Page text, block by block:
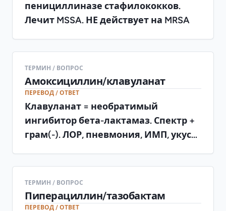
пенициллиназе стафилококков.
Лечит MSSA. НЕ действует на MRSA
ТЕРМИН / ВОПРОС
Амоксициллин/клавуланат
ПЕРЕВОД / ОТВЕТ
Клавуланат = необратимый
ингибитор бета-лактамаз. Спектр +
грам(-). ЛОР, пневмония, ИМП, укусы.
ТЕРМИН / ВОПРОС
Пиперациллин/тазобактам
ПЕРЕВОД / ОТВЕТ